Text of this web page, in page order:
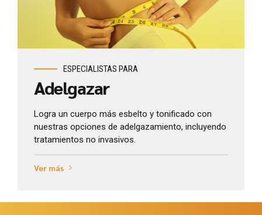
Ver más
ESPECIALISTAS PARA
Adelgazar
Logra un cuerpo más esbelto y tonificado con
nuestras opciones de adelgazamiento, incluyendo
tratamientos no invasivos.
Ver más